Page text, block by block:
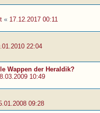
« 17.12.2017 00:11
22:04
Wappen der Heraldik?
10:49
09:28